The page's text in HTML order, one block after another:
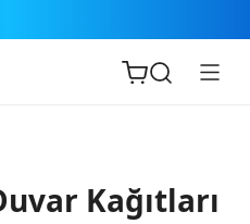
Kağıtları